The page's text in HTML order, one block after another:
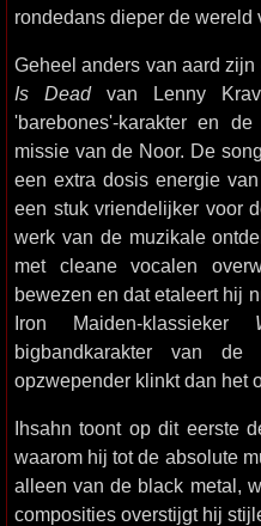
rondedans dieper de
Geheel anders van aard
Is Deadvan Lenny
'barebones'-karakter en
missie van de Noor. De
een extra dosis energie
een stuk vriendelijker voor
werk van de muzikale
met cleane vocalen
bewezen en dat etaleert hij
Iron Maiden-klassieker
bigbandkarakter van de
opzwepender klinkt dan het
Ihsahn toont op dit eerste
waarom hij tot de absolute
alleen van de black metal,
composities overstijgt hij